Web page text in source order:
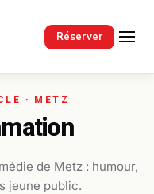
Réserver
de Metz : humour,
jeune public.